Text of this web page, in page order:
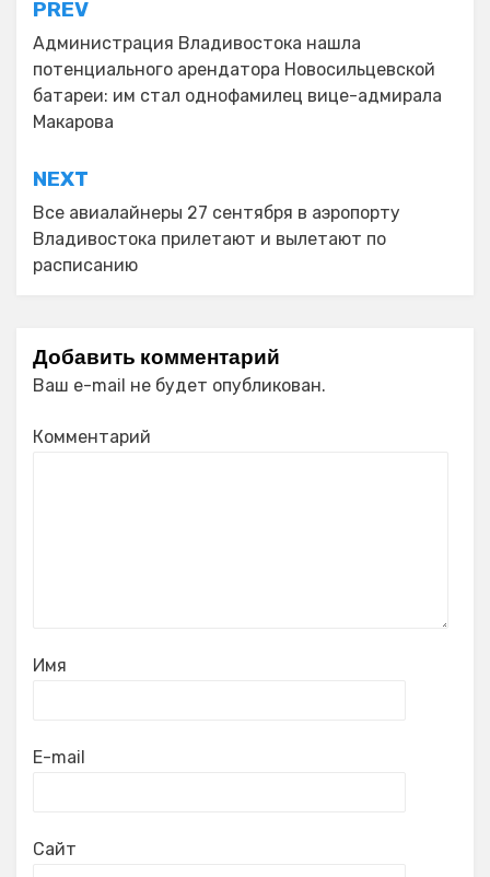
Навигация
по
записям
PREV
Администрация Владивостока нашла
потенциального арендатора Новосильцевской
батареи: им стал однофамилец вице-адмирала
Макарова
NEXT
Все авиалайнеры 27 сентября в аэропорту
Владивостока прилетают и вылетают по
расписанию
Добавить комментарий
Ваш e-mail не будет опубликован.
Комментарий
Имя
E-mail
Сайт